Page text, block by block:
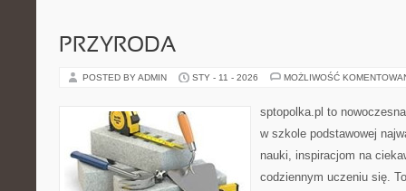
PRZYRODA
POSTED BY ADMIN STY - 11 - 2026 MOŻLIWOŚĆ
sptopolka.pl to
w szkole podstawowej
nauki, inspiracjom na
codziennym uczeniu się.